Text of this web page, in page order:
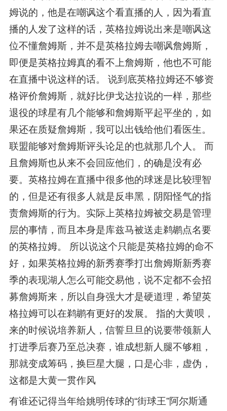
姆说的，他是在嘲讽这个看直播的人，因为看直
播的人发了这样的话，英格拉姆说出来是嘲讽这
位不懂詹姆斯，并不是英格拉姆去嘲讽詹姆斯，
即便是英格拉姆真的看不上詹姆斯，他也不可能
在直播中说这样的话。 说到底英格拉姆还不够资
格评价詹姆斯，就好比伊戈达拉说的一样，那些
退役的球星有几个能够和詹姆斯平起平坐的，如
果还在质疑詹姆斯，我可以出钱给他们看医生。
联盟能够对詹姆斯评头论足的也就那几个人。 而
且詹姆斯也从来不会回应他们，的确是没有必
要。英格拉姆在直播中很多他的球迷是比较理智
的，但是还有很多人就是反串黑，阴阳怪气的指
责詹姆斯的行为。实际上英格拉姆被交易是管理
层的事情，而且本身是库兹马被送走鹈鹕点名要
的英格拉姆。 所以说这个只能是英格拉姆的命不
好，如果英格拉姆的新秀赛季打出詹姆斯新秀赛
季的表现湖人怎么可能交易他，说不定都不会招
募詹姆斯来，所以自身强大才是硬道理，希望英
格拉姆可以在鹈鹕有更好的发展。 指的大黄呗，
来的时候说培养新人，信誓旦旦的说要带领新人
打进季后赛乃至总决赛，谁成想新人腿不够粗，
那就变成筹码，换巨星大腿，口是心非，虚伪，
这都是大黄一贯作风
有谁还记得当年给姚明传球的“街球王”阿尔斯通